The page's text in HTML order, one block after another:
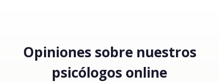
Opiniones sobre nuestros
psicólogos online